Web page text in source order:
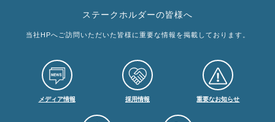
ステークホルダーの皆様へ
当社HPへご訪問いただいた皆様に重要な情報を掲載しております。
メディア情報 採用情報 重要なお知らせ